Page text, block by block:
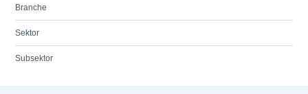
Branche
Sektor
Subsektor